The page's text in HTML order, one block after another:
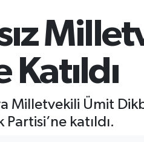
Katıldı
Milletvekili Ümit
katıldı.